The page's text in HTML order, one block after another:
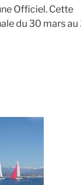
Officiel. Cette
du 30 mars au